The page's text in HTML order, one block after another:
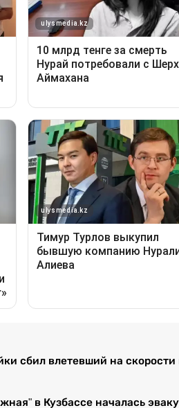
сбил влетевший на скорости
в Кузбассе началась